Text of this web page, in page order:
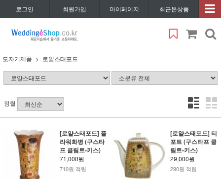
로그인 회원가입 마이페이지 최근본상품
도자기제품 로얄스태포드
정렬
[로얄스태포드] 플
라워화병 (구스타
프 클림트-키스)
71,000원
710원 적립
[로얄스태포드] 티
포트 (구스타프 클
림트-키스)
29,000원
290원 적립